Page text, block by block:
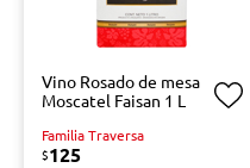
Vino Rosado de mesa
Moscatel Faisan 1 L
Familia Traversa
$125